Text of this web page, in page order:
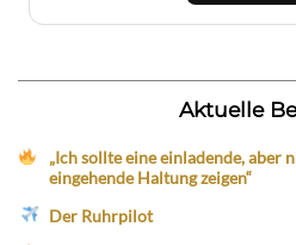
Aktuelle
„Ich sollte eine einladende,
eingehende Haltung zeigen“
Der Ruhrpilot